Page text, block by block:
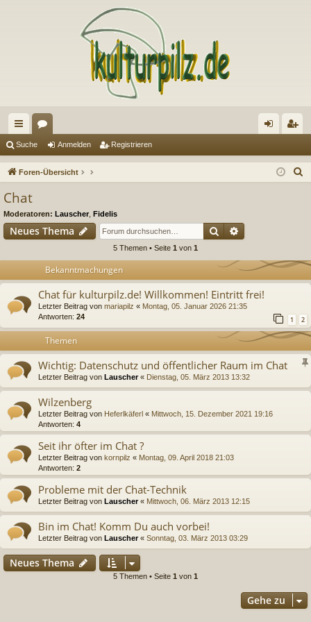
ch
ne
riff
en m ist
Suche Anmelden Registrieren
Foren-Übersicht
Chat
Moderatoren: Lauscher Fidelis
Neues Thema Suche
5 Themen • Seite 1 von 1
Bekanntmachungen
Chat für kulturpilz.de! Willkommen! Eintritt frei!
Letzter Beitrag von mariapilz « Montag, 05. Januar 2026 21:35
Antworten: 24 1 2
Themen
Wichtig: Datenschutz und öffentlicher Raum im Chat
Letzter Beitrag von Lauscher« Dienstag, 05. März 2013 13:32
Wilzenberg
Letzter Beitrag von Heferlkäferl « Mittwoch, 15. Dezember 2021 19:16
Antworten: 4
Seit ihr öfter im Chat ?
Letzter Beitrag von kornpilz « Montag, 09. April 2018 21:03
Antworten: 2
Probleme mit der Chat-Technik
Letzter Beitrag von Lauscher« Mittwoch, 06. März 2013 12:15
Bin im Chat! Komm Du auch vorbei!
Letzter Beitrag von Lauscher« Sonntag, 03. März 2013 03:29
Neues Thema
5 Themen • Seite 1 von 1
Gehe zu